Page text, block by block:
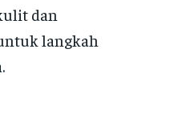
dan
langkah